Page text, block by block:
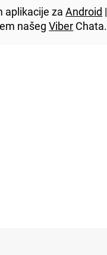
aplikacije zaAndroid |
našegViber Chata.